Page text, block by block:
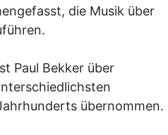
die Musik über
Paul Bekker über
übernommen.